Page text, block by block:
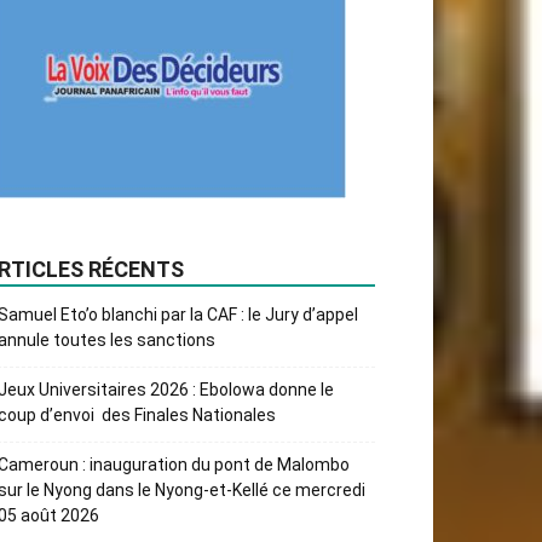
RÉCENTS
Eto’o blanchi par la CAF : le Jury d’appel
toutes les sanctions
Universitaires 2026 : Ebolowa donne le
d’envoi des Finales Nationales
: inauguration du pont de Malombo
le Nyong dans le Nyong-et-Kellé ce mercredi
août 2026